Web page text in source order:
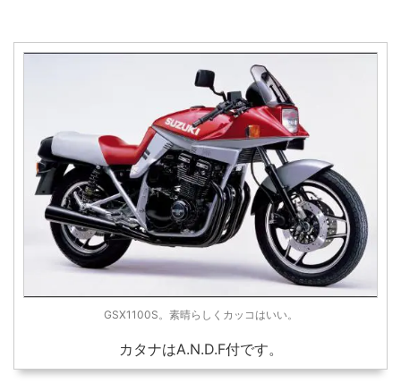
GSX1100S。素晴らしくカッコはいい。
カタナはA.N.D.F付です。